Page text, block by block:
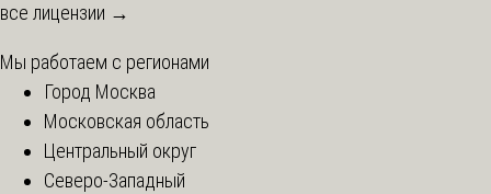
все лицензии →
Мы работаем с регионами
Город Москва
Московская область
Центральный округ
Северо-Западный